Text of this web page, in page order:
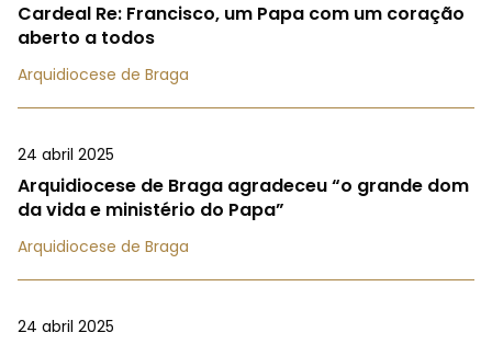
Cardeal Re: Francisco, um Papa com um coração
aberto a todos
Arquidiocese de Braga
24 abril 2025
Arquidiocese de Braga agradeceu “o grande dom
da vida e ministério do Papa”
Arquidiocese de Braga
24 abril 2025